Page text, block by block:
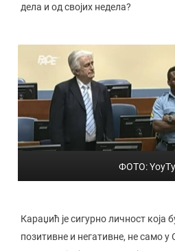
дела и од својих недела?
ФОТО:
Караџић је сигурно личност која
позитивне и негативне, не само у